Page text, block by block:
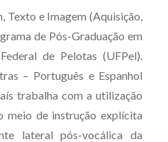
Texto e Imagem (Aquisição,
de Pós-Graduação em
de Pelotas (UFPel).
– Português e Espanhol
trabalha com a utilização
meio de instrução explícita
lateral pós-vocálica da